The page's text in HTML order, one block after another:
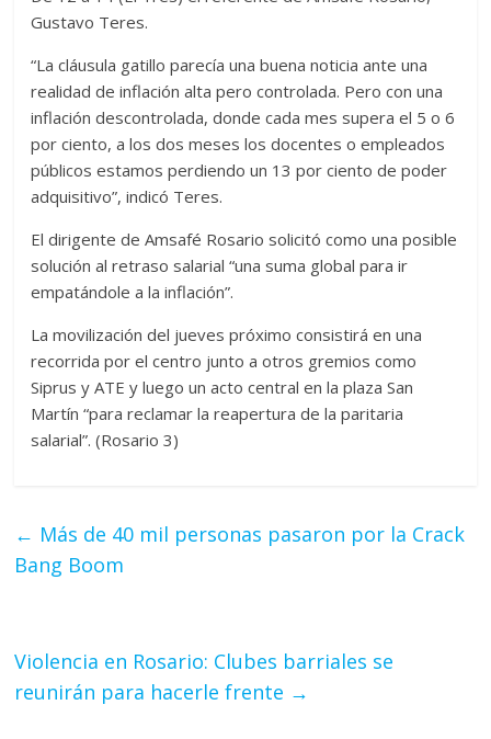
Gustavo Teres.
“La cláusula gatillo parecía una buena noticia ante una
realidad de inflación alta pero controlada. Pero con una
inflación descontrolada, donde cada mes supera el 5 o 6
por ciento, a los dos meses los docentes o empleados
públicos estamos perdiendo un 13 por ciento de poder
adquisitivo”, indicó Teres.
El dirigente de Amsafé Rosario solicitó como una posible
solución al retraso salarial “una suma global para ir
empatándole a la inflación”.
La movilización del jueves próximo consistirá en una
recorrida por el centro junto a otros gremios como
Siprus y ATE y luego un acto central en la plaza San
Martín “para reclamar la reapertura de la paritaria
salarial”. (Rosario 3)
← Más de 40 mil personas pasaron por la Crack
Bang Boom
Violencia en Rosario: Clubes barriales se
reunirán para hacerle frente →